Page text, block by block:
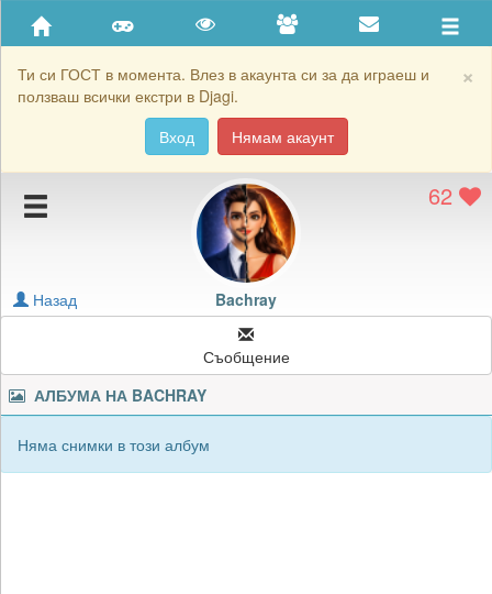
×
Ти си ГОСТ в момента. Влез в акаунта си за да играеш и
ползваш всички екстри в Djagi.
Вход
Нямам акаунт
Приятели
Хронология на игри
Подаръците на Bachray
Картичките на Bachray
Блокирай Bachray
62
Bachray
Назад
Съобщение
АЛБУМА НА BACHRAY
Няма снимки в този албум